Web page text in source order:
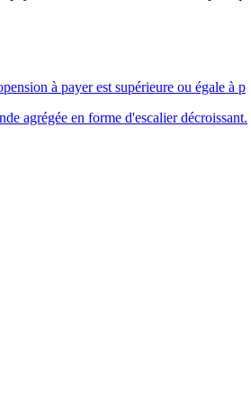
à payer est supérieure ou égale à p
agrégée en forme d'escalier décroissant.